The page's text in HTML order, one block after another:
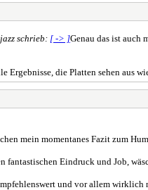
schrieb: [ -> ]Genau das ist auch
die Platten sehen aus
mein momentanes Fazit zum
fantastischen Eindruck und Job,
und vor allem wirklich